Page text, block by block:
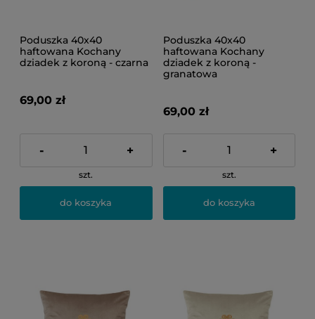
Poduszka 40x40
haftowana Kochany
dziadek z koroną - czarna
69,00 zł
- +
szt.
do koszyka
Poduszka 40x40
haftowana Kochany
dziadek z koroną -
granatowa
69,00 zł
- +
szt.
do koszyka